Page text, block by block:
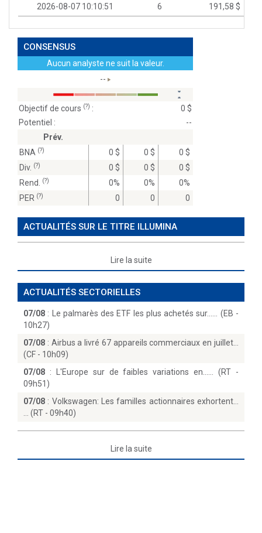
2026-08-07 10:10:51
6 191,58 $
CONSENSUS
Aucun analyste ne suit la valeur.
--
Objectif de cours (?) :
0 $
Potentiel :
--
Prév.
BNA (?) 0 $ 0 $
0 $
Div. (?) 0 $ 0 $
0 $
Rend.
(?) 0% 0%
0%
PER (?) 0 0 0
ACTUALITÉS SUR LE TITRE ILLUMINA
Lire la suite
ACTUALITÉS SECTORIELLES
07/08 :
Le palmarès des ETF les plus achetés sur...… (EB -
10h27)
07/08 : Airbus a livré 67 appareils commerciaux en juillet
(CF - 10h09)
07/08 :
L'Europe sur de faibles variations en...… (RT -
09h51)
07/08 : Volkswagen: Les familles actionnaires exhortent...
(RT - 09h40)
Lire la suite